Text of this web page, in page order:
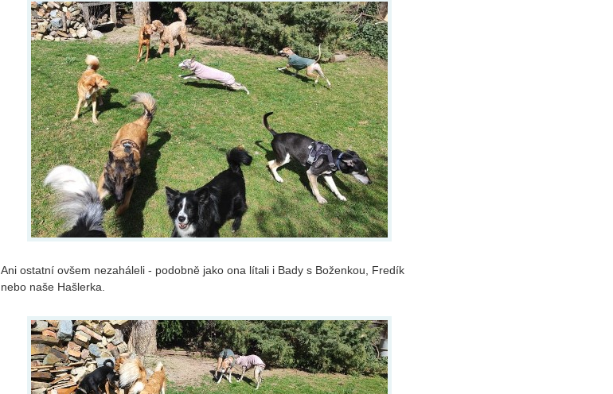
Ani ostatní ovšem nezaháleli - podobně jako ona lítali i Bady s Boženkou, Fredík
nebo naše Hašlerka.